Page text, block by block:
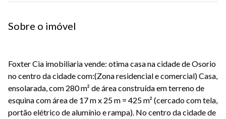
Sobre o imóvel
Foxter Cia imobiliaria vende: otima casa na cidade de Osorio
no centro da cidade com:(Zona residencial e comercial) Casa,
ensolarada, com 280 m² de área construída em terreno de
esquina com área de 17 m x 25 m = 425 m² (cercado com tela,
portão elétrico de alumínio e rampa). No centro da cidade de